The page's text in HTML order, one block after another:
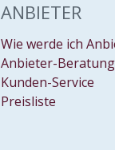
ANBIETER
Wie werde ich
Anbieter-Beratung
Kunden-Service
Preisliste